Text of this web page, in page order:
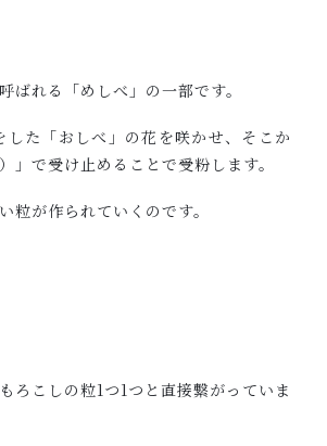
れる「めしべ」の一部です。
た「おしべ」の花を咲かせ、そこか
で受け止めることで受粉します。
が作られていくのです。
ろこしの粒1つ1つと直接繋がっていま